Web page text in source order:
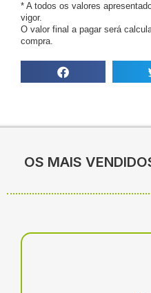
* A todos os valores
vigor.
O valor final a pagar será
compra.
OS MAIS